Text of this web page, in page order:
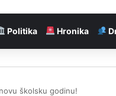
Politika Hronika
školsku godinu!